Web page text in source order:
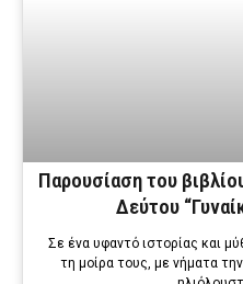
Παρουσίαση του
Δεύτου
Σε ένα υφαντό ιστορίας και
τη μοίρα τους, με νήματα